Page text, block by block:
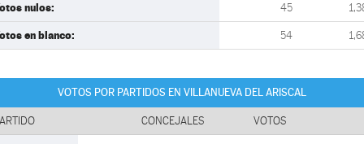
nulos: 45
en blanco: 54
VOTOS POR PARTIDOS EN VILLANUEVA DEL ARISCAL
CONCEJALES VOTOS